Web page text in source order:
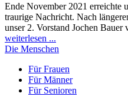
Ende November 2021 erreichte
traurige Nachricht. Nach
unser 2. Vorstand Jochen Bauer
weiterlesen ...
Die Menschen
Für Frauen
Für Männer
Für Senioren